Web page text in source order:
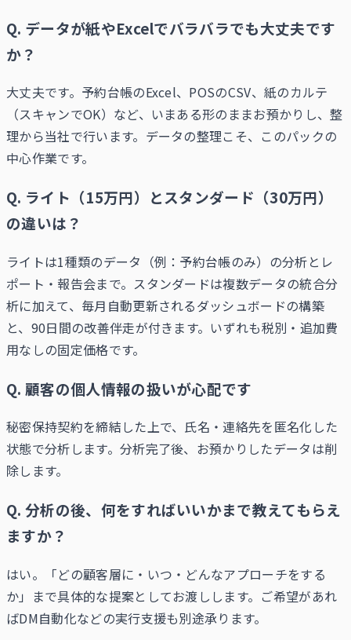
Q. データが紙やExcelでバラバラでも大丈夫です
か？
大丈夫です。予約台帳のExcel、POSのCSV、紙のカルテ
（スキャンでOK）など、いまある形のままお預かりし、整
理から当社で行います。データの整理こそ、このパックの
中心作業です。
Q. ライト（15万円）とスタンダード（30万円）
の違いは？
ライトは1種類のデータ（例：予約台帳のみ）の分析とレ
ポート・報告会まで。スタンダードは複数データの統合分
析に加えて、毎月自動更新されるダッシュボードの構築
と、90日間の改善伴走が付きます。いずれも税別・追加費
用なしの固定価格です。
Q. 顧客の個人情報の扱いが心配です
秘密保持契約を締結した上で、氏名・連絡先を匿名化した
状態で分析します。分析完了後、お預かりしたデータは削
除します。
Q. 分析の後、何をすればいいかまで教えてもらえ
ますか？
はい。「どの顧客層に・いつ・どんなアプローチをする
か」まで具体的な提案としてお渡しします。ご希望があれ
ばDM自動化などの実行支援も別途承ります。